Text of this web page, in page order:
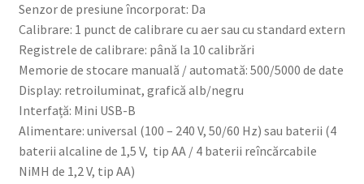
Senzor de presiune încorporat: Da
Calibrare: 1 punct de calibrare cu aer sau cu standard extern
Registrele de calibrare: până la 10 calibrări
Memorie de stocare manuală / automată: 500/5000 de date
Display: retroiluminat, grafică alb/negru
Interfață: Mini USB-B
Alimentare: universal (100 – 240 V, 50/60 Hz) sau baterii (4
baterii alcaline de 1,5 V, tip AA / 4 baterii reîncărcabile
NiMH de 1,2 V, tip AA)